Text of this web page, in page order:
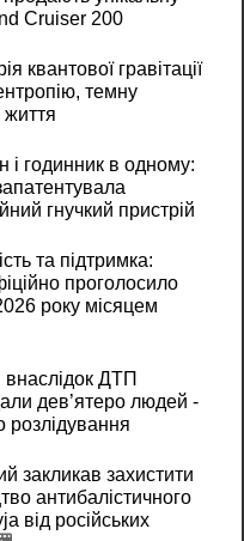
Cruiser 200
квантової гравітації
темну
життя
годинник в одному:
гнучкий пристрій
та підтримка:
проголосило
року місяцем
внаслідок ДТП
дев’ятеро людей -
розлідування
закликав захистити
антибалістичного
від російських